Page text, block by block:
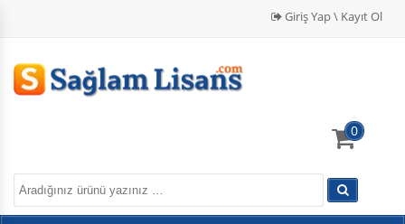
Giriş Yap \ Kayıt Ol
0